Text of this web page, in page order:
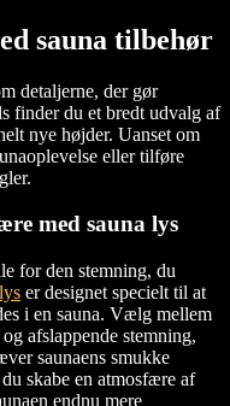
sauna tilbehør
detaljerne, der gør
finder du et bredt udvalg af
nye højder. Uanset om
eller tilføre
med sauna lys
for den stemning, du
er designet specielt til at
i en sauna. Vælg mellem
afslappende stemning,
saunaens smukke
skabe en atmosfære af
endnu mere